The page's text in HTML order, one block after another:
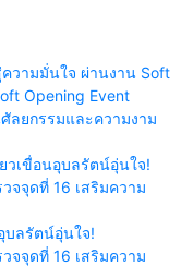
ความมั่นใจ ผ่านงาน Soft
Opening Event
ยกรรมและความงาม
วเขื่อนอุบลรัตน์อุ่นใจ!
จจุดที่ 16 เสริมความ
บลรัตน์อุ่นใจ!
จจุดที่ 16 เสริมความ